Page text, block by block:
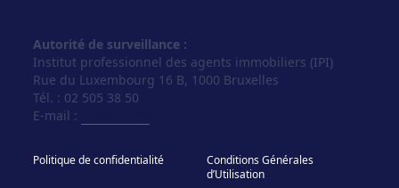
Autorité de surveillance :
Institut professionnel des agents immobiliers (IPI)
Rue du Luxembourg 16 B, 1000 Bruxelles
Tél. : 02 505 38 50
E-mail :
Politique de confidentialité
Conditions Générales
d’Utilisation